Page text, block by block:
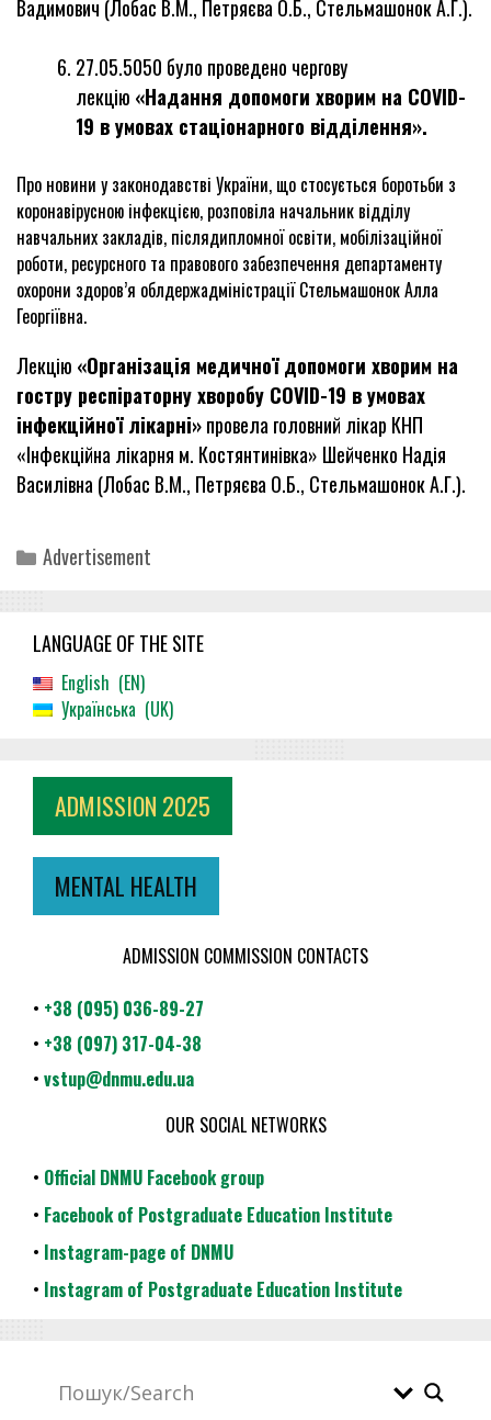
Вадимович (Лобас В.М., Петряєва О.Б., Стельмашонок А.Г.).
27.05.5050 було проведено чергову
лекцію «Надання допомоги хворим на COVІD-
19 в умовах стаціонарного відділення».
Про новини у законодавстві України, що стосується боротьби з
коронавірусною інфекцією, розповіла начальник відділу
навчальних закладів, післядипломної освіти, мобілізаційної
роботи, ресурсного та правового забезпечення департаменту
охорони здоров’я облдержадміністрації Стельмашонок Алла
Георгіївна.
Лекцію «Організація медичної допомоги хворим на
гостру респіраторну хворобу COVID-19 в умовах
інфекційної лікарні»провела головний лікар КНП
«Інфекційна лікарня м. Костянтинівка» Шейченко Надія
Василівна (Лобас В.М., Петряєва О.Б., Стельмашонок А.Г.).
Categories
Advertisement
LANGUAGE OF THE SITE
English
EN
Українська
UK
ADMISSION 2025
MENTAL HEALTH
ADMISSION COMMISSION CONTACTS
• +38 (095) 036-89-27
• +38 (097) 317-04-38
• vstup@dnmu.edu.ua
OUR SOCIAL NETWORKS
• Official DNMU Facebook group
• Facebook of Postgraduate Education Institute
• Instagram-page of DNMU
• Instagram of Postgraduate Education Institute